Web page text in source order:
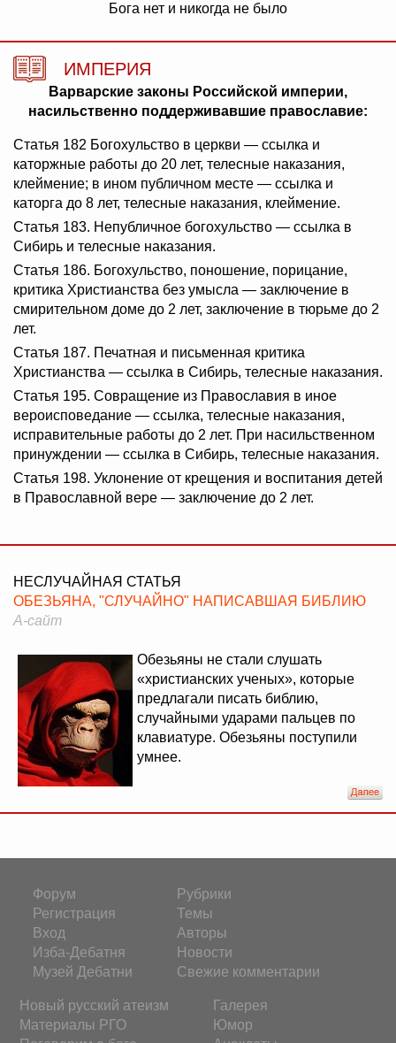
Бога нет и никогда не было
ИМПЕРИЯ
Варварские законы Российской империи,
насильственно поддерживавшие православие:
Статья 182 Богохульство в церкви — ссылка и
каторжные работы до 20 лет, телесные наказания,
клеймение; в ином публичном месте — ссылка и
каторга до 8 лет, телесные наказания, клеймение.
Статья 183. Непубличное богохульство — ссылка в
Сибирь и телесные наказания.
Статья 186. Богохульство, поношение, порицание,
критика Христианства без умысла — заключение в
смирительном доме до 2 лет, заключение в тюрьме до 2
лет.
Статья 187. Печатная и письменная критика
Христианства — ссылка в Сибирь, телесные наказания.
Статья 195. Совращение из Православия в иное
вероисповедание — ссылка, телесные наказания,
исправительные работы до 2 лет. При насильственном
принуждении — ссылка в Сибирь, телесные наказания.
Статья 198. Уклонение от крещения и воспитания детей
в Православной вере — заключение до 2 лет.
НЕСЛУЧАЙНАЯ СТАТЬЯ
ОБЕЗЬЯНА, "СЛУЧАЙНО" НАПИСАВШАЯ БИБЛИЮ
А-сайт
Обезьяны не стали слушать
«христианских ученых», которые
предлагали писать библию,
случайными ударами пальцев по
клавиатуре. Обезьяны поступили
умнее.
Форум
Регистрация
Вход
Изба-Дебатня
Музей Дебатни
Рубрики
Темы
Авторы
Новости
Свежие комментарии
Новый русский атеизм
Материалы РГО
Галерея
Юмор